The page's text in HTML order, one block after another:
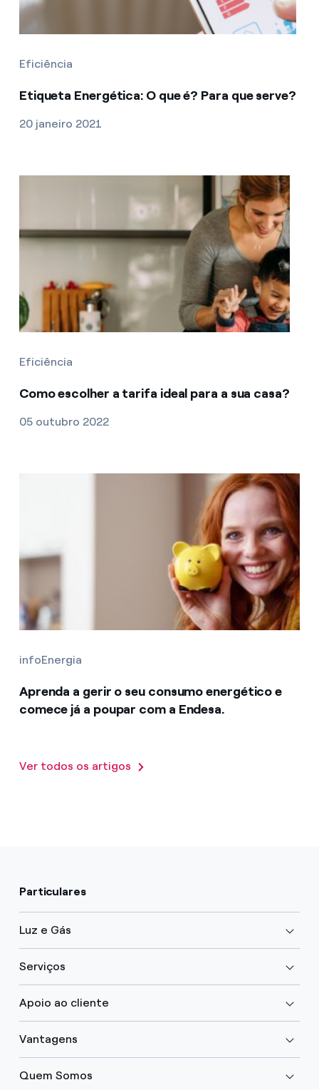
Eficiência
Etiqueta Energética: O que é? Para que serve?
20 janeiro 2021
Eficiência
Como escolher a tarifa ideal para a sua casa?
05 outubro 2022
infoEnergia
Aprenda a gerir o seu consumo energético e
comece já a poupar com a Endesa.
Ver todos os artigos
Particulares
Luz e Gás
Serviços
Apoio ao cliente
Vantagens
Quem Somos